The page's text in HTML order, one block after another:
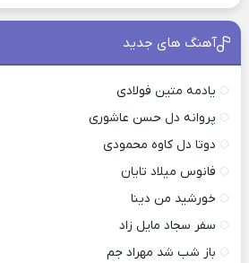
آهنگ های جدید
یادمه متین فولادی
پروانه دل حسن عاشوری
دوتا دل کاوه محمودی
فانوس میلاد تایان
خورشید من دینا
سفر سجاد مایل زاد
باز شب شد مهراد جم